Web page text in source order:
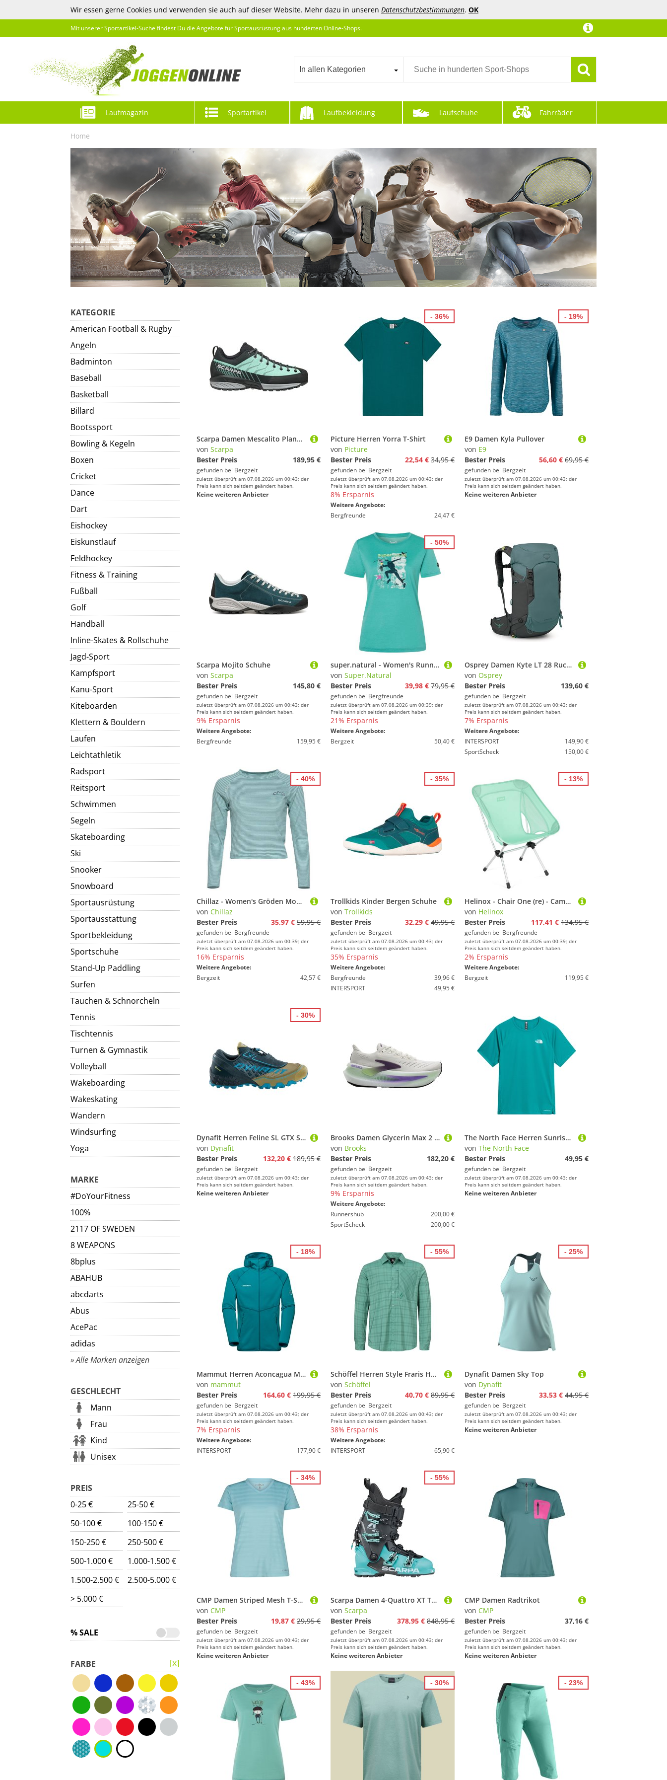
Wir essen gerne Cookies und verwenden sie auch auf dieser Website. Mehr dazu in unseren Datenschutzbestimmungen. OK
Mit unserer Sportartikel-Suche findest Du die Angebote für Sportausrüstung aus hunderten Online-Shops.
In allen Kategorien
Laufmagazin Sportartikel Laufbekleidung Laufschuhe Fahrräder
Home
KATEGORIE
American Football & Rugby
Angeln
Badminton
Baseball
Basketball
Billard
Bootssport
Bowling & Kegeln
Boxen
Cricket
Dance
Dart
Eishockey
Eiskunstlauf
Feldhockey
Fitness & Training
Fußball
Golf
Handball
Inline-Skates & Rollschuhe
Jagd-Sport
Kampfsport
Kanu-Sport
Kiteboarden
Klettern & Bouldern
Laufen
Leichtathletik
Radsport
Reitsport
Schwimmen
Segeln
Skateboarding
Ski
Snooker
Snowboard
Sportausrüstung
Sportausstattung
Sportbekleidung
Sportschuhe
Stand-Up Paddling
Surfen
Tauchen & Schnorcheln
Tennis
Tischtennis
Turnen & Gymnastik
Volleyball
Wakeboarding
Wakeskating
Wandern
Windsurfing
Yoga
MARKE
#DoYourFitness
100%
2117 OF SWEDEN
8 WEAPONS
8bplus
ABAHUB
abcdarts
Abus
AcePac
adidas
» Alle Marken anzeigen
GESCHLECHT
Mann
Frau
Kind
Unisex
PREIS
0-25 €
25-50 €
50-100 €
100-150 €
150-250 €
250-500 €
500-1.000 €
1.000-1.500 €
1.500-2.500 €
2.500-5.000 €
> 5.000 €
% SALE
FARBE
Scarpa Damen Mescalito Planet Schuhe
von Scarpa
Bester Preis
189,95 €
gefunden bei Bergzeit
zuletzt überprüft am 07.08.2026 um 00:43; der
Preis kann sich seitdem geändert haben.
Keine weiteren Anbieter
Picture Herren Yorra T-Shirt
von Picture
Bester Preis
22,54 € 34,95 €
gefunden bei Bergzeit
zuletzt überprüft am 07.08.2026 um 00:43; der
Preis kann sich seitdem geändert haben.
8% Ersparnis
Weitere Angebote:
Bergfreunde
24,47 €
- 36%
E9 Damen Kyla Pullover
von E9
Bester Preis
56,60 € 69,95 €
gefunden bei Bergzeit
zuletzt überprüft am 07.08.2026 um 00:43; der
Preis kann sich seitdem geändert haben.
Keine weiteren Anbieter
- 19%
Scarpa Mojito Schuhe
von Scarpa
Bester Preis
145,80 €
gefunden bei Bergzeit
zuletzt überprüft am 07.08.2026 um 00:43; der
Preis kann sich seitdem geändert haben.
9% Ersparnis
Weitere Angebote:
Bergfreunde
159,95 €
super.natural - Women's Running Art Tee - Merinoshirt Gr S grün/ various
von Super.Natural
Bester Preis
39,98 € 79,95 €
gefunden bei Bergfreunde
zuletzt überprüft am 07.08.2026 um 00:39; der
Preis kann sich seitdem geändert haben.
21% Ersparnis
Weitere Angebote:
Bergzeit
50,40 €
- 50%
Osprey Damen Kyte LT 28 Rucksack
von Osprey
Bester Preis
139,60 €
gefunden bei Bergzeit
zuletzt überprüft am 07.08.2026 um 00:43; der
Preis kann sich seitdem geändert haben.
7% Ersparnis
Weitere Angebote:
INTERSPORT
149,90 €
SportScheck
150,00 €
Chillaz - Women's Gröden Mountain Flower - Longsleeve Gr 42 türkis
von Chillaz
Bester Preis
35,97 € 59,95 €
gefunden bei Bergfreunde
zuletzt überprüft am 07.08.2026 um 00:39; der
Preis kann sich seitdem geändert haben.
16% Ersparnis
Weitere Angebote:
Bergzeit
42,57 €
- 40%
Trollkids Kinder Bergen Schuhe
von Trollkids
Bester Preis
32,29 € 49,95 €
gefunden bei Bergzeit
zuletzt überprüft am 07.08.2026 um 00:43; der
Preis kann sich seitdem geändert haben.
35% Ersparnis
Weitere Angebote:
Bergfreunde
39,96 €
INTERSPORT
49,95 €
- 35%
Helinox - Chair One (re) - Campingstuhl grün
von Helinox
Bester Preis
117,41 € 134,95 €
gefunden bei Bergfreunde
zuletzt überprüft am 07.08.2026 um 00:39; der
Preis kann sich seitdem geändert haben.
2% Ersparnis
Weitere Angebote:
Bergzeit
119,95 €
- 13%
Dynafit Herren Feline SL GTX Schuhe
von Dynafit
Bester Preis
132,20 € 189,95 €
gefunden bei Bergzeit
zuletzt überprüft am 07.08.2026 um 00:43; der
Preis kann sich seitdem geändert haben.
Keine weiteren Anbieter
- 30%
Brooks Damen Glycerin Max 2 Schuhe
von Brooks
Bester Preis
182,20 €
gefunden bei Bergzeit
zuletzt überprüft am 07.08.2026 um 00:43; der
Preis kann sich seitdem geändert haben.
9% Ersparnis
Weitere Angebote:
Runnershub
200,00 €
SportScheck
200,00 €
The North Face Herren Sunriser T-Shirt
von The North Face
Bester Preis
49,95 €
gefunden bei Bergzeit
zuletzt überprüft am 07.08.2026 um 00:43; der
Preis kann sich seitdem geändert haben.
Keine weiteren Anbieter
Mammut Herren Aconcagua ML Hoodie Jacke
von mammut
Bester Preis
164,60 € 199,95 €
gefunden bei Bergzeit
zuletzt überprüft am 07.08.2026 um 00:43; der
Preis kann sich seitdem geändert haben.
7% Ersparnis
Weitere Angebote:
INTERSPORT
177,90 €
- 18%
Schöffel Herren Style Fraris Hemd
von Schöffel
Bester Preis
40,70 € 89,95 €
gefunden bei Bergzeit
zuletzt überprüft am 07.08.2026 um 00:43; der
Preis kann sich seitdem geändert haben.
38% Ersparnis
Weitere Angebote:
INTERSPORT
65,90 €
- 55%
Dynafit Damen Sky Top
von Dynafit
Bester Preis
33,53 € 44,95 €
gefunden bei Bergzeit
zuletzt überprüft am 07.08.2026 um 00:43; der
Preis kann sich seitdem geändert haben.
Keine weiteren Anbieter
- 25%
CMP Damen Striped Mesh T-Shirt
von CMP
Bester Preis
19,87 € 29,95 €
gefunden bei Bergzeit
zuletzt überprüft am 07.08.2026 um 00:43; der
Preis kann sich seitdem geändert haben.
Keine weiteren Anbieter
- 34%
Scarpa Damen 4-Quattro XT Tourenskischuhe
von Scarpa
Bester Preis
378,95 € 848,95 €
gefunden bei Bergzeit
zuletzt überprüft am 07.08.2026 um 00:43; der
Preis kann sich seitdem geändert haben.
Keine weiteren Anbieter
- 55%
CMP Damen Radtrikot
von CMP
Bester Preis
37,16 €
gefunden bei Bergzeit
zuletzt überprüft am 07.08.2026 um 00:43; der
Preis kann sich seitdem geändert haben.
Keine weiteren Anbieter
- 43% - 30% - 23%